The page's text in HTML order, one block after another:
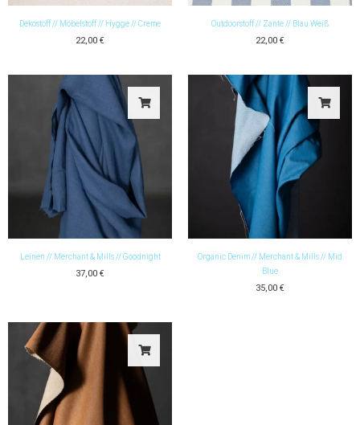
Dekostoff // Möbelstoff // Hygge // Creme
22,00 €
Outdoorstoff // Zante // Blau Weiß
22,00 €
Leinen // Merchant & Mills // Goodnight
37,00 €
Organic Denim // Merchant & Mills // Mid
Blue
35,00 €